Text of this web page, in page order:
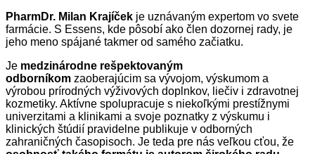
PharmDr. Milan Krajíček je uznávaným expertom vo svete
farmácie. S Essens, kde pôsobí ako člen dozornej rady, je
jeho meno spájané takmer od samého začiatku.
Je medzinárodne rešpektovaným
odborníkom zaoberajúcim sa vývojom, výskumom a
výrobou prírodných výživových doplnkov, liečiv i zdravotnej
kozmetiky. Aktívne spolupracuje s niekoľkými prestížnymi
univerzitami a klinikami a svoje poznatky z výskumu i
klinických štúdií pravidelne publikuje v odborných
zahraničných časopisoch. Je teda pre nás veľkou cťou, že